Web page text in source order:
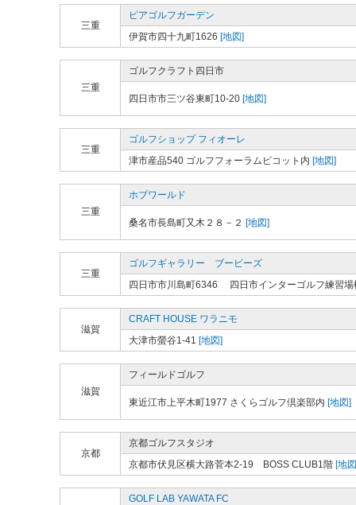
三重
ピアゴルフガーデン
伊賀市四十九町1626 [地図]
三重
ゴルフクラフト四日市
四日市市三ツ谷東町10-20 [地図]
三重
ゴルフショップ フィオーレ
津市産品540 ゴルフフォーラムピコット内 [地図]
三重
ホブワールド
桑名市長島町又木２８－２ [地図]
三重
ゴルフギャラリー ブービーズ
四日市市川島町6346 四日市インターゴルフ練習場
滋賀
CRAFT HOUSE ワラニモ
大津市螢谷1-41 [地図]
滋賀
フィールドゴルフ
東近江市上平木町1977 さくらゴルフ倶楽部内 [地図]
京都
京都ゴルフスタジオ
京都市伏見区横大路菅本2-19 BOSS CLUB1階 [地
GOLF LAB YAWATA FC